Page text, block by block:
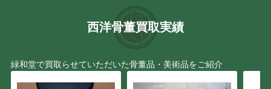
西洋骨董買取実績
緑和堂で買取らせていただいた骨董品・美術品をご紹介